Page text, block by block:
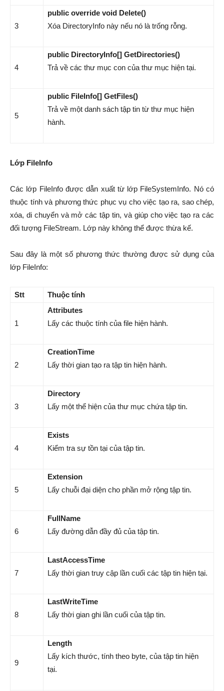
3
public override void Delete()
Xóa DirectoryInfo này nếu nó là trống rỗng.
4
public DirectoryInfo[] GetDirectories()
Trả về các thư mục con của thư mục hiện tại.
5
public FileInfo[] GetFiles()
Trả về một danh sách tập tin từ thư mục hiện
hành.
Lớp FileInfo
Các lớp FileInfo được dẫn xuất từ lớp FileSystemInfo. Nó có
thuộc tính và phương thức phục vụ cho việc tạo ra, sao chép,
xóa, di chuyển và mở các tập tin, và giúp cho việc tạo ra các
đối tượng FileStream. Lớp này không thể được thừa kế.
Sau đây là một số phương thức thường được sử dụng của
lớp FileInfo:
Stt Thuộc tính
1
Attributes
Lấy các thuộc tính của file hiện hành.
2
CreationTime
Lấy thời gian tạo ra tập tin hiện hành.
3
Directory
Lấy một thể hiện của thư mục chứa tập tin.
4
Exists
Kiểm tra sự tồn tại của tập tin.
5
Extension
Lấy chuỗi đại diện cho phần mở rộng tập tin.
6
FullName
Lấy đường dẫn đầy đủ của tập tin.
7
LastAccessTime
Lấy thời gian truy cập lần cuối các tập tin hiện tại.
8
LastWriteTime
Lấy thời gian ghi lần cuối của tập tin.
9
Length
Lấy kích thước, tính theo byte, của tập tin hiện
tại.